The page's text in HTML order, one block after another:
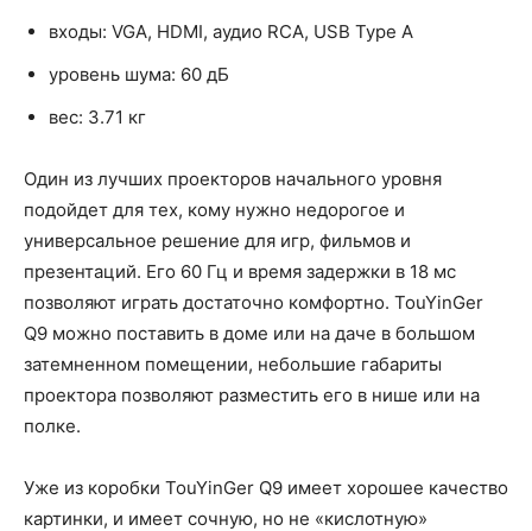
входы: VGA, HDMI, аудио RCA, USB Type A
уровень шума: 60 дБ
вес: 3.71 кг
Один из лучших проекторов начального уровня
подойдет для тех, кому нужно недорогое и
универсальное решение для игр, фильмов и
презентаций. Его 60 Гц и время задержки в 18 мс
позволяют играть достаточно комфортно. TouYinGer
Q9 можно поставить в доме или на даче в большом
затемненном помещении, небольшие габариты
проектора позволяют разместить его в нише или на
полке.
Уже из коробки TouYinGer Q9 имеет хорошее качество
картинки, и имеет сочную, но не «кислотную»